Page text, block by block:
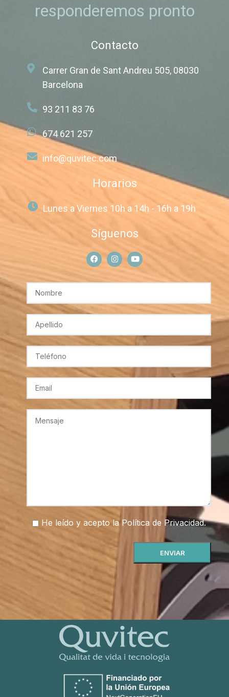
responderemos pronto
Contacto
Carrer Gran de Sant Andreu 505, 08030
Barcelona
93 211 83 76
674 621 257
info@quvitec.com
Horarios
Lunes a Viernes 10h a 14h - 16h a 19h
Síguenos
He leído y acepto laPolítica de Privacidad.